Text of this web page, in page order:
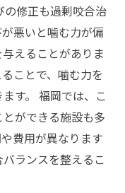
の修正も過剰咬合治
悪いと噛む力が偏
えることがありま
ことで、噛む力を
す。 福岡では、こ
ができる施設も多
費用が異なります
ランスを整えるこ